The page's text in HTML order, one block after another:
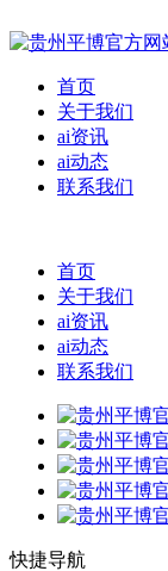
首页
关于我们
ai资讯
ai动态
联系我们
首页
关于我们
ai资讯
ai动态
联系我们
快捷导航